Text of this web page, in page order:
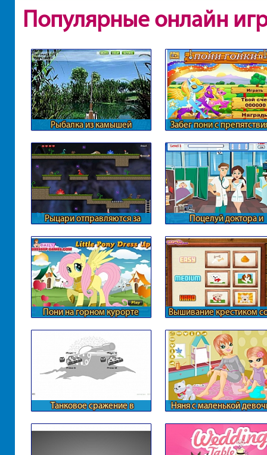
Популярные онлайн
Рыбалка из камышей Забег пони с
Рыцари отправляются за
Поцелуй доктора и
Пони на горном курорте Вышивание крестиком
Танковое сражение в
Няня с маленькой